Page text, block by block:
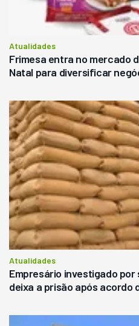
Atualidades
Frimesa entra no mercado
Natal para diversificar
Atualidades
Empresário investigado
deixa a prisão após acordo